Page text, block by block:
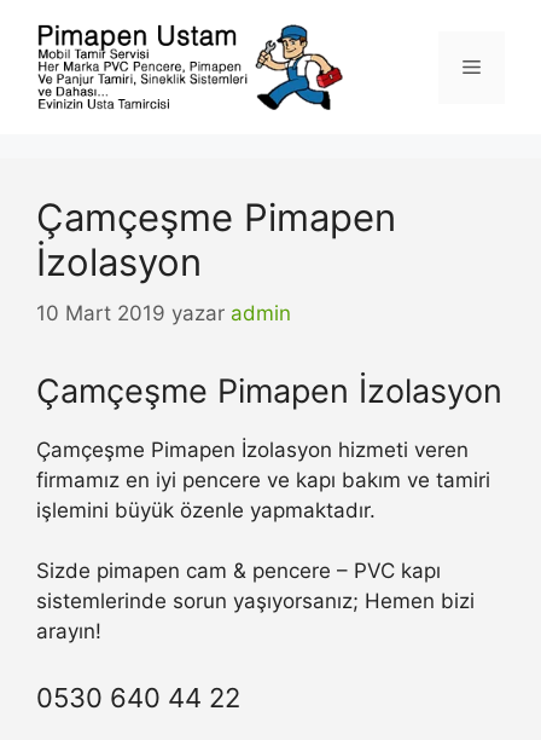
Menü
Çamçeşme Pimapen
İzolasyon
10 Mart 2019 yazar admin
Çamçeşme Pimapen İzolasyon
Çamçeşme Pimapen İzolasyon hizmeti veren
firmamız en iyi pencere ve kapı bakım ve tamiri
işlemini büyük özenle yapmaktadır.
Sizde pimapen cam & pencere – PVC kapı
sistemlerinde sorun yaşıyorsanız; Hemen bizi
arayın!
0530 640 44 22